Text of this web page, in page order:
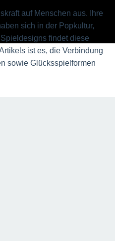
auf Menschen aus. Ihre
sich in der Popkultur,
findet diese
ist es, die Verbindung
sowie Glücksspielformen